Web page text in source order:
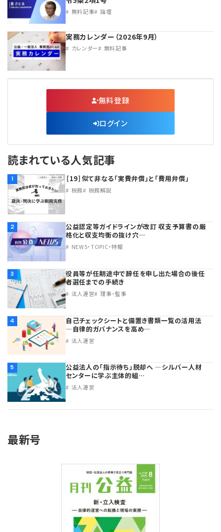
無料記事 論壇
実務カレンダー（2026年9月）
カレンダー 無料記事
無料登録
ログイン
読まれている人気記事
1 ［19］似て非なる「実費弁償」と「費用弁償」
税務 税務解説
2
公益認定等ガイドラインが改訂 収支予算書の厳
格化と収支均衡の抜け穴…
NEWS・TOPIC・特報
3
役員等が任期途中で辞任を申し出た場合の後任
者選任までの手続き
法人運営 理事・監事
4
自己チェックシートと備置き書類一覧の活用法
―自律的ガバナンスを高め…
法人運営
5
公益法人の「指示待ち」脱却へ ―シルバー人材
センターに学ぶ主体的組…
法人運営
最新号